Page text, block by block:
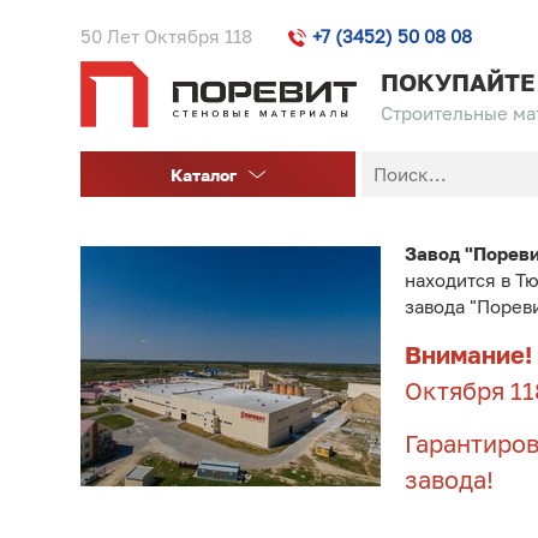
50 Лет Октября 118 +7 (3452) 50 08 08
Строительные
Каталог
Завод
находится в
завода
Внимание!
Октября
завода!